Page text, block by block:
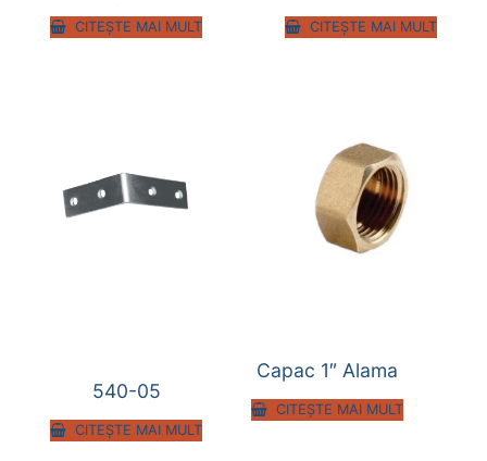
CITEȘTE MAI MULT CITEȘTE MAI MULT
540-05
CITEȘTE MAI MULT
Capac 1″ Alama
CITEȘTE MAI MULT